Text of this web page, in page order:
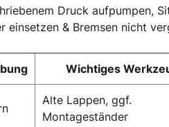
Druck aufpumpen,
einsetzen & Bremsen nicht
Wichtiges
Alte Lappen, ggf.
Montageständer